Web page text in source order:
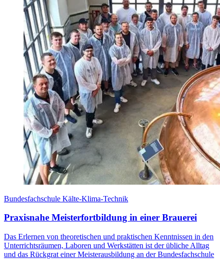
Bundesfachschule Kälte-Klima-Technik
Praxisnahe Meisterfortbildung in einer Brauerei
Das Erlernen von theoretischen und praktischen Kenntnissen in den
Unterrichtsräumen, Laboren und Werkstätten ist der übliche Alltag
und das Rückgrat einer Meisterausbildung an der Bundesfachschule